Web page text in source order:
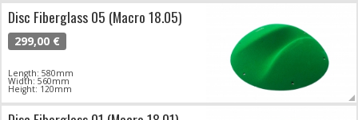
Disc Fiberglass 05 (Macro 18.05)
299,00 €
Length: 580mm
Width: 560mm
Height: 120mm